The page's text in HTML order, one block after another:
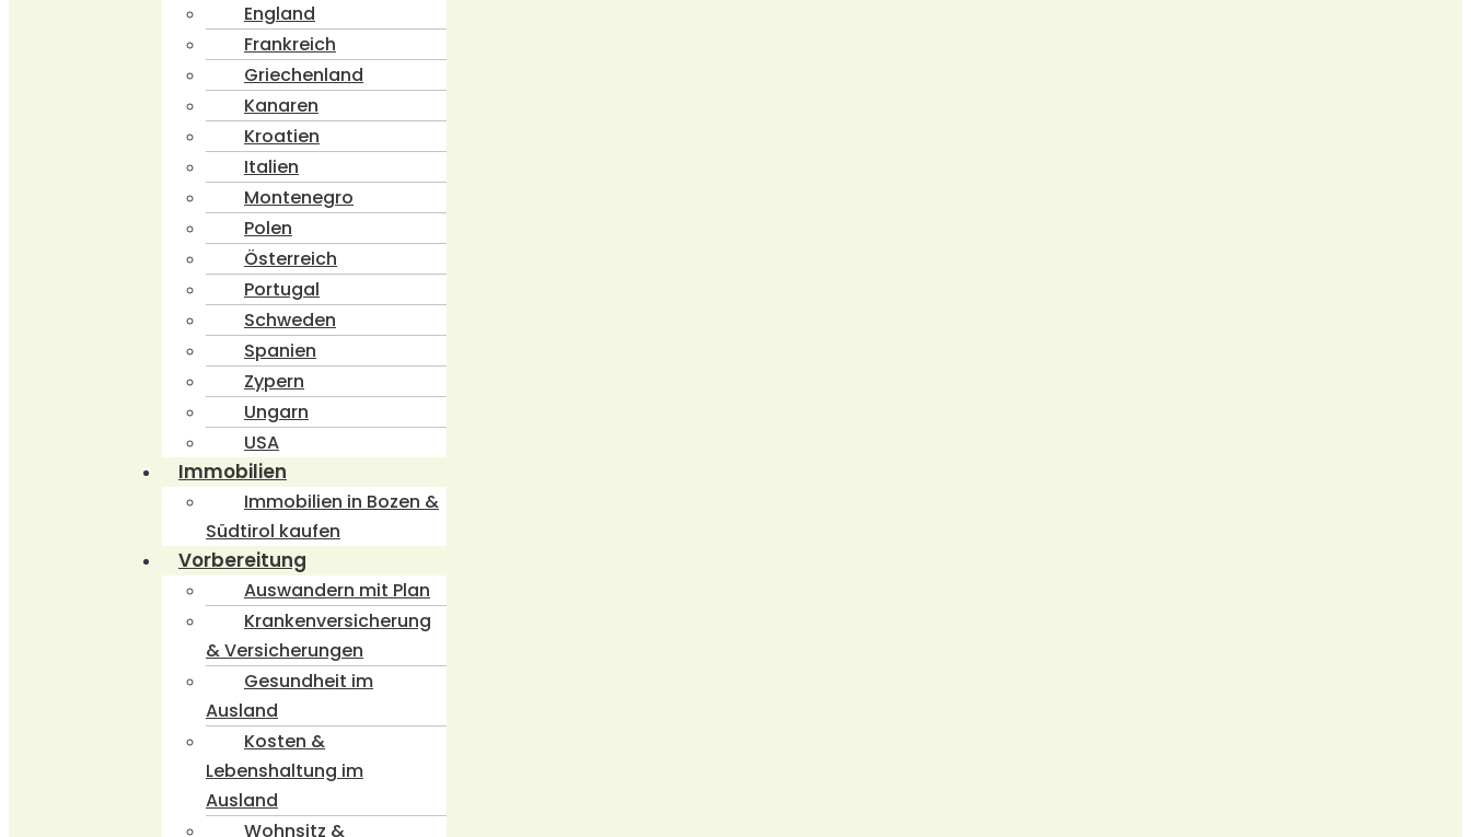
England
Frankreich
Griechenland
Kanaren
Kroatien
Italien
Montenegro
Polen
Österreich
Portugal
Schweden
Spanien
Zypern
Ungarn
USA
Immobilien
Immobilien in Bozen &
Südtirol kaufen
Vorbereitung
Auswandern mit Plan
Krankenversicherung
& Versicherungen
Gesundheit im
Ausland
Kosten &
Lebenshaltung im
Ausland
Wohnsitz &